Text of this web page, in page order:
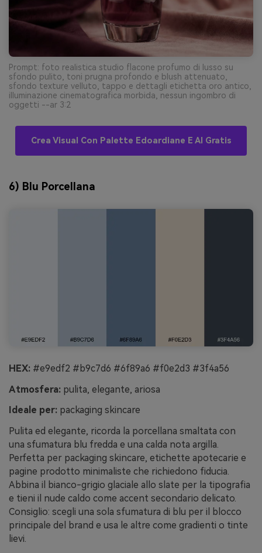
Prompt: foto realistica studio flacone profumo di lusso su
sfondo pulito, toni prugna profondo e blush attenuato,
sfondo texture velluto, tappo e dettagli etichetta oro antico,
illuminazione cinematografica morbida, nessun ingombro di
oggetti --ar 3:2
Crea Visual Con Palette Edoardiane E AI Gratis
6) Blu Porcellana
HEX: #e9edf2 #b9c7d6 #6f89a6 #f0e2d3 #3f4a56
Atmosfera: pulita, elegante, ariosa
Ideale per: packaging skincare
Pulita ed elegante, ricorda la porcellana smaltata con
una sfumatura blu fredda e una calda nota argilla.
Perfetta per packaging skincare, etichette apotecarie e
pagine prodotto minimaliste che richiedono fiducia.
Abbina il bianco-grigio glaciale allo slate per la tipografia
e tieni il nude caldo come accent secondario delicato.
Consiglio: scegli una sola sfumatura di blu per il blocco
principale del brand e usa le altre come gradienti o tinte
lievi.